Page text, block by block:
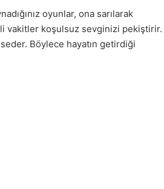
oyunlar, ona sarılarak
vakitler koşulsuz sevginizi pekiştirir.
Böylece hayatın getirdiği